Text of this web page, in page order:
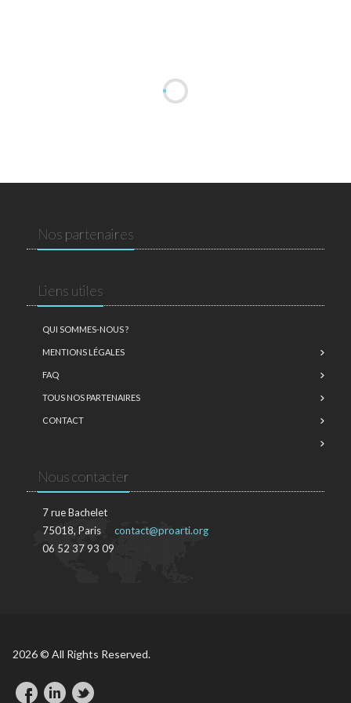
Nos partenaires
Liens utiles
QUI SOMMES-NOUS ?
MENTIONS LÉGALES
FAQ
TOUS NOS PARTENAIRES
CONTACT
Nous contacter
7 rue Bachelet
75018, Paris
06 52 37 93 09
contact@proarti.org
2026 © All Rights Reserved.